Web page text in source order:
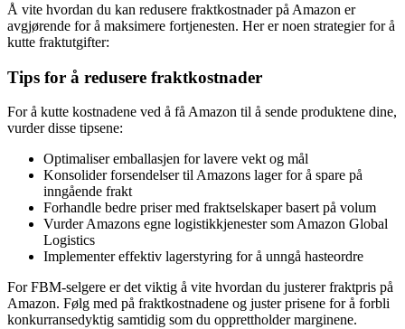
Å vite hvordan du kan redusere fraktkostnader på Amazon er
avgjørende for å maksimere fortjenesten. Her er noen strategier for å
kutte fraktutgifter:
Tips for å redusere fraktkostnader
For å kutte kostnadene ved å få Amazon til å sende produktene dine,
vurder disse tipsene:
Optimaliser emballasjen for lavere vekt og mål
Konsolider forsendelser til Amazons lager for å spare på
inngående frakt
Forhandle bedre priser med fraktselskaper basert på volum
Vurder Amazons egne logistikkjenester som Amazon Global
Logistics
Implementer effektiv lagerstyring for å unngå hasteordre
For FBM-selgere er det viktig å vite hvordan du justerer fraktpris på
Amazon. Følg med på fraktkostnadene og juster prisene for å forbli
konkurransedyktig samtidig som du opprettholder marginene.